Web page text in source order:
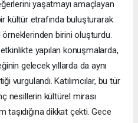
yaşatmayı amaçlayan
kültür etrafında buluşturarak
örneklerinden birini oluşturdu.
yapılan konuşmalarda,
gelecek yıllarda da aynı
vurgulandı. Katılımcılar, bu tür
nesillerin kültürel mirası
taşıdığına dikkat çekti. Gece